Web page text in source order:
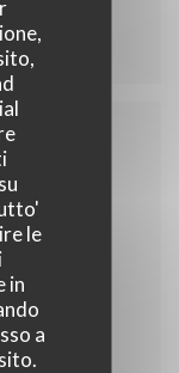
le
in
a